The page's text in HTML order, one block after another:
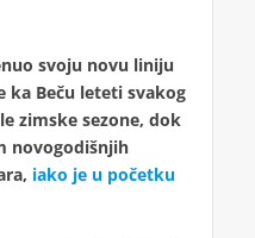
svoju novu liniju
ka Beču leteti svakog
zimske sezone, dok
novogodišnjih
iako je u početku